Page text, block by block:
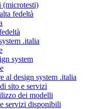
(microtesti)
fedeltà
.italia
system
al design system .italia
sito e servizi
dei modelli
servizi disponibili